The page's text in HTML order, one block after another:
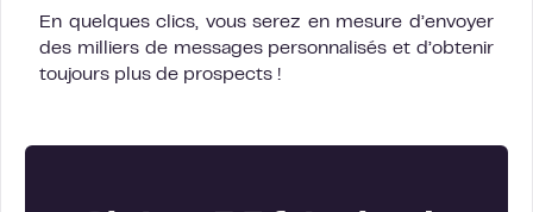
En quelques clics, vous serez en mesure d’envoyer
des milliers de messages personnalisés et d’obtenir
toujours plus de prospects !